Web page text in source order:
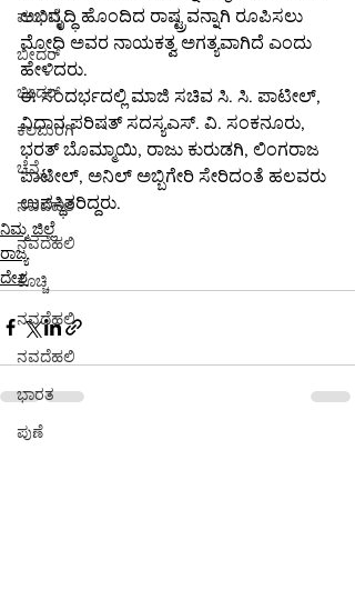
ಮುಂಬೈ
ಬೀದರ್
ಬೀದರ್
ಕಲಬುರಗಿ
ಚೆನ್ನೈ
ನವದೆಹಲಿ
ನವದೆಹಲಿ
ಕೊಚ್ಚಿ
ನವದೆಹಲಿ
ನವದೆಹಲಿ
ಭಾರತ
ಪುಣೆ
ಅಭಿವೃದ್ಧಿ ಹೊಂದಿದ ರಾಷ್ಟ್ರವನ್ನಾಗಿ ರೂಪಿಸಲು
ಮೋದಿ ಅವರ ನಾಯಕತ್ವ ಅಗತ್ಯವಾಗಿದೆ ಎಂದು
ಹೇಳಿದರು.
ಈ ಸಂದರ್ಭದಲ್ಲಿ ಮಾಜಿ ಸಚಿವ ಸಿ. ಸಿ. ಪಾಟೀಲ್,
ವಿಧಾನ ಪರಿಷತ್ ಸದಸ್ಯಎಸ್. ವಿ. ಸಂಕನೂರು,
ಭರತ್ ಬೊಮ್ಮಾಯಿ, ರಾಜು ಕುರುಡಗಿ, ಲಿಂಗರಾಜ
ಪಾಟೀಲ್, ಅನಿಲ್ ಅಬ್ಬಿಗೇರಿ ಸೇರಿದಂತೆ ಹಲವರು
ಉಪಸ್ಥಿತರಿದ್ದರು.
ನಿಮ್ಮ ಜಿಲ್ಲೆ
ರಾಜ್ಯ
ದೇಶ